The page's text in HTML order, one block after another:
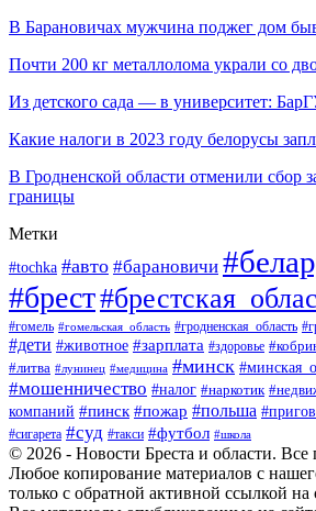
В Барановичах мужчина поджег дом
Почти 200 кг металлолома украли со
Из детского сада — в университет:
Какие налоги в 2023 году белорусы
В Гродненской области отменили сбор
границы
Метки
#tochka #авто #барановичи
#брест
#гомель #гомельская_область #гродненская_область
#дети #животное #зарплата #здоровье
#литва #лунинец #медицина #минск
#мошенничество #налог #наркотик
компаний #пинск #пожар #польша
#сигарета #суд #такси #футбол #школа
© 2026 - Новости Бреста и области.
Любое копирование материалов с
только с обратной активной ссылкой на